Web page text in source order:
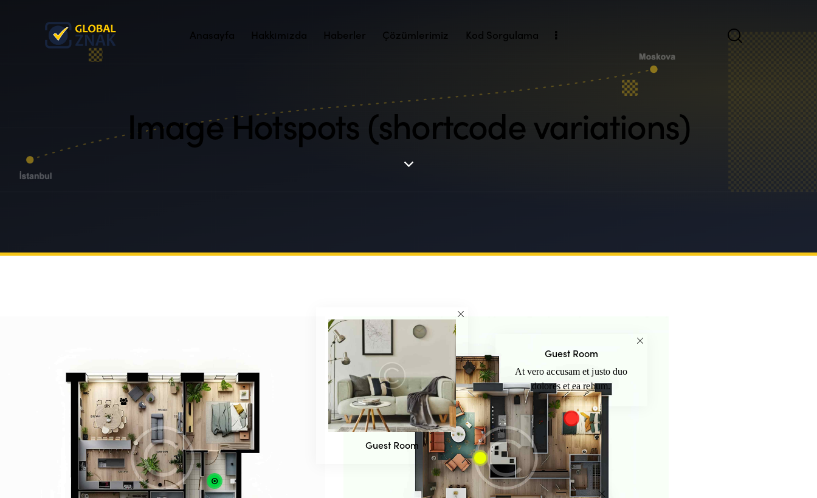
Anasayfa Hakkımızda Haberler Çözümlerimiz Kod Sorgulama
Image Hotspots (shortcode variations)
Guest Room
At vero accusam et justo duo
dolores et ea rebum.
Guest Room